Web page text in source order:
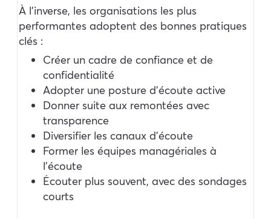
À l’inverse, les organisations les plus
performantes adoptent des bonnes pratiques
clés :
Créer un cadre de confiance et de
confidentialité
Adopter une posture d’écoute active
Donner suite aux remontées avec
transparence
Diversifier les canaux d’écoute
Former les équipes managériales à
l’écoute
Écouter plus souvent, avec des sondages
courts